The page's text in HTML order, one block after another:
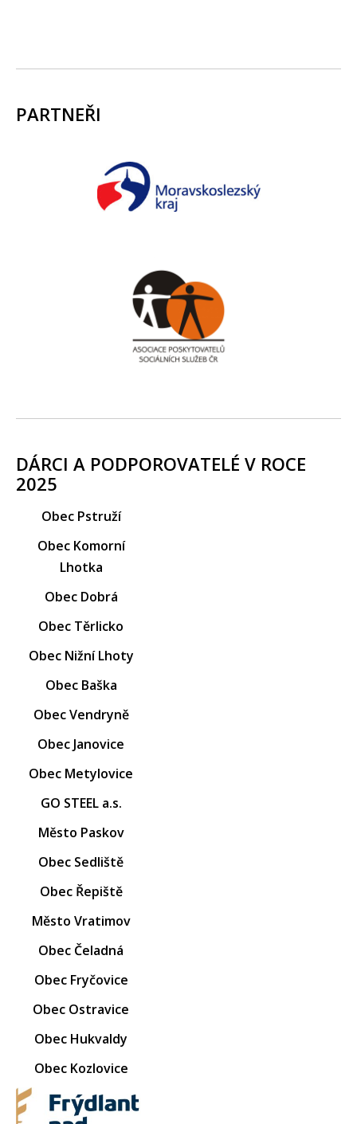
PARTNEŘI
DÁRCI A PODPOROVATELÉ V ROCE
2025
Obec Pstruží
Obec Komorní
Lhotka
Obec Dobrá
Obec Těrlicko
Obec Nižní Lhoty
Obec Baška
Obec Vendryně
Obec Janovice
Obec Metylovice
GO STEEL a.s.
Město Paskov
Obec Sedliště
Obec Řepiště
Město Vratimov
Obec Čeladná
Obec Fryčovice
Obec Ostravice
Obec Hukvaldy
Obec Kozlovice